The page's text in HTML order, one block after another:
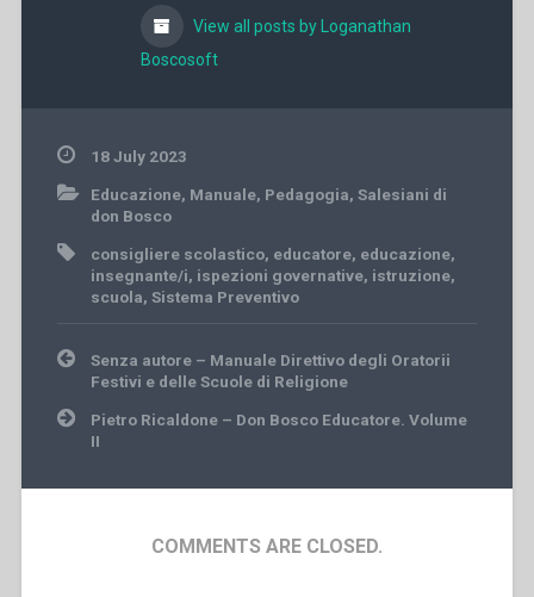
View all posts by Loganathan
Boscosoft
18 July 2023
Educazione, Manuale, Pedagogia, Salesiani di
don Bosco
consigliere scolastico, educatore, educazione,
insegnante/i, ispezioni governative, istruzione,
scuola, Sistema Preventivo
Post
navigation
Senza autore – Manuale Direttivo degli Oratorii
Festivi e delle Scuole di Religione
Pietro Ricaldone – Don Bosco Educatore. Volume
II
COMMENTS ARE CLOSED.